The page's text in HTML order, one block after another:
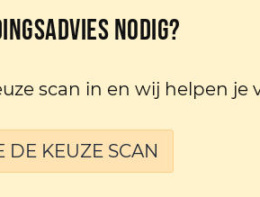
nodig?
scan in en wij helpen je
DE KEUZE SCAN